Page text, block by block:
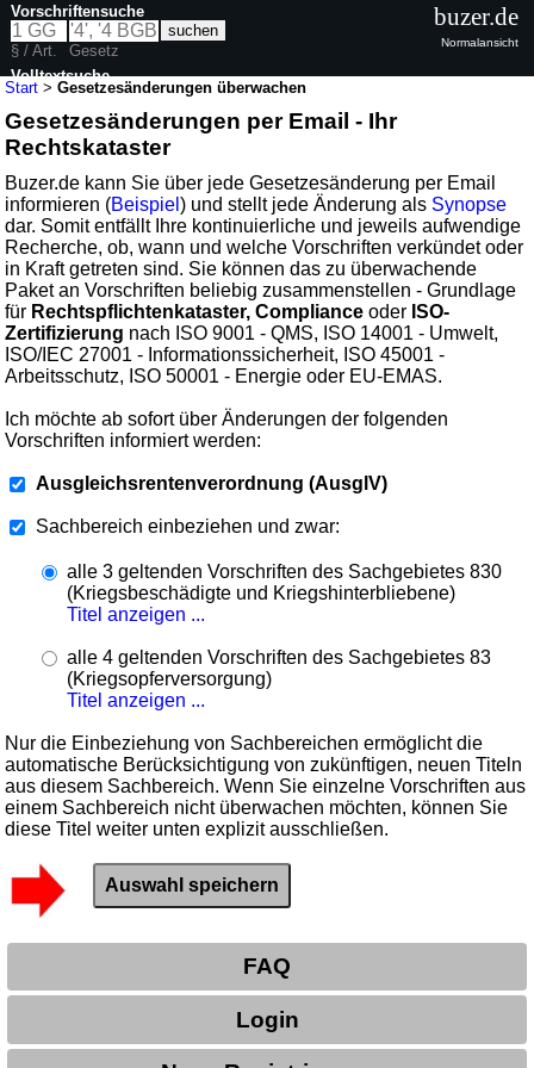
Start >Gesetzesänderungen überwachen
Gesetzesänderungen per Email - Ihr
Rechtskataster
Buzer.de kann Sie über jede Gesetzesänderung per Email
informieren (Beispiel) und stellt jede Änderung als Synopse
dar. Somit entfällt Ihre kontinuierliche und jeweils aufwendige
Recherche, ob, wann und welche Vorschriften verkündet oder
in Kraft getreten sind. Sie können das zu überwachende
Paket an Vorschriften beliebig zusammenstellen - Grundlage
für Rechtspflichtenkataster, Compliance oder ISO-
Zertifizierung nach ISO 9001 - QMS, ISO 14001 - Umwelt,
ISO/IEC 27001 - Informationssicherheit, ISO 45001 -
Arbeitsschutz, ISO 50001 - Energie oder EU-EMAS.
Ich möchte ab sofort über Änderungen der folgenden
Vorschriften informiert werden:
Ausgleichsrentenverordnung (AusglV)
Sachbereich einbeziehen und zwar:
alle 3 geltenden Vorschriften des Sachgebietes 830
(Kriegsbeschädigte und Kriegshinterbliebene)
Titel anzeigen ...
alle 4 geltenden Vorschriften des Sachgebietes 83
(Kriegsopferversorgung)
Titel anzeigen ...
Nur die Einbeziehung von Sachbereichen ermöglicht die
automatische Berücksichtigung von zukünftigen, neuen Titeln
aus diesem Sachbereich. Wenn Sie einzelne Vorschriften aus
einem Sachbereich nicht überwachen möchten, können Sie
diese Titel weiter unten explizit ausschließen.
FAQ
Login
Vorschriftensuche
§ / Art.
Gesetz
Volltextsuche
buzer.de
Normalansicht